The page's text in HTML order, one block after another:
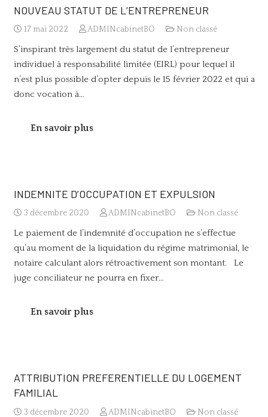
NOUVEAU STATUT DE L’ENTREPRENEUR
17 mai 2022 ADMINcabinetBO Non classé
S’inspirant très largement du statut de l’entrepreneur
individuel à responsabilité limitée (EIRL) pour lequel il
n’est plus possible d’opter depuis le 15 février 2022 et qui a
donc vocation à…
En savoir plus
INDEMNITE D’OCCUPATION ET EXPULSION
3 décembre 2020 ADMINcabinetBO Non classé
Le paiement de l’indemnité d’occupation ne s’effectue
qu’au moment de la liquidation du régime matrimonial, le
notaire calculant alors rétroactivement son montant. Le
juge conciliateur ne pourra en fixer…
En savoir plus
ATTRIBUTION PREFERENTIELLE DU LOGEMENT
FAMILIAL
3 décembre 2020 ADMINcabinetBO Non classé